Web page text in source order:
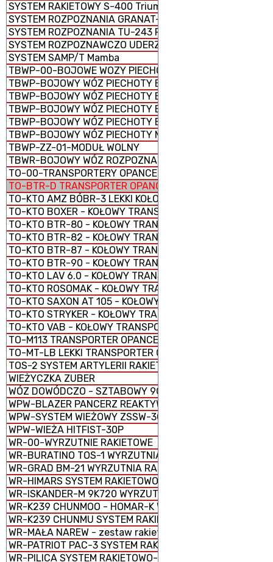
SYSTEM RAKIETOWY S-400 Triumf
SYSTEM ROZPOZNANIA GRANAT-1
SYSTEM ROZPOZNANIA TU-243 REJS-D
SYSTEM ROZPOZNAWCZO UDERZENIOWY ORION
SYSTEM SAMP/T Mamba
TBWP-00-BOJOWE WOZY PIECHOTY
TBWP-BOJOWY WÓZ PIECHOTY BORSUK
TBWP-BOJOWY WÓZ PIECHOTY BWP-1 (BMP-1)
TBWP-BOJOWY WÓZ PIECHOTY BWP-2 (BMP-2)
TBWP-BOJOWY WÓZ PIECHOTY BWP-3 (BMP-3)
TBWP-BOJOWY WÓZ PIECHOTY M2 Bradley
TBWP-ZZ-01-MODUŁ WOLNY
TBWR-BOJOWY WÓZ ROZPOZNAWCZY M3 Bradley
TO-00-TRANSPORTERY OPANCERZONE
TO-BTR-D TRANSPORTER OPANCERZONY GĄSIENICOWY
TO-KTO AMZ BÓBR-3 LEKKI KOŁOWY TRANSPORTER
TO-KTO BOXER - KOŁOWY TRANSPORTER OPANCERZONY
TO-KTO BTR-80 - KOŁOWY TRANSPORTER OPANCERZONY
TO-KTO BTR-82 - KOŁOWY TRANSPORTER OPANCERZONY
TO-KTO BTR-87 - KOŁOWY TRANSPORTER OPANCERZONY
TO-KTO BTR-90 - KOŁOWY TRANSPORTER OPANCERZONY
TO-KTO LAV 6.0 - KOŁOWY TRANSPORTER OPANCERZONY
TO-KTO ROSOMAK - KOŁOWY TRANSPORTER
TO-KTO SAXON AT 105 - KOŁOWY TRANSPORTER
TO-KTO STRYKER - KOŁOWY TRANSPORTER
TO-KTO VAB - KOŁOWY TRANSPORTER OPANCERZONY
TO-M113 TRANSPORTER OPANCERZONY GĄSIENICOWY
TO-MT-LB LEKKI TRANSPORTER OPANCERZONY
TOS-2 SYSTEM ARTYLERII RAKIETOWEJ
WIEŻYCZKA ZUBER
WÓZ DOWÓDCZO - SZTABOWY 9C552
WPW-BLAZER PANCERZ REAKTYWNY
WPW-SYSTEM WIEŻOWY ZSSW-30
WPW-WIEŻA HITFIST-30P
WR-00-WYRZUTNIE RAKIETOWE
WR-BURATINO TOS-1 WYRZUTNIA RAKIETOWA
WR-GRAD BM-21 WYRZUTNIA RAKIETOWA
WR-HIMARS SYSTEM RAKIETOWO-ARTYLERYJSKI M142
WR-ISKANDER-M 9K720 WYRZUTNIA RAKIETOWA
WR-K239 CHUNMOO - HOMAR-K WYRZUTNIA RAKIETOWA
WR-K239 CHUNMU SYSTEM RAKIETOWO-ARTYLERYJSKI
WR-MAŁA NAREW - zestaw rakietowy
WR-PATRIOT PAC-3 SYSTEM RAKIETOWY
WR-PILICA SYSTEM RAKIETOWO-ARTYLERYJSKI PSR-A